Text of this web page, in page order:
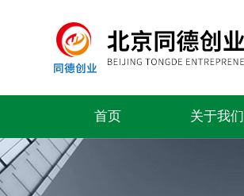
首页 关于我们